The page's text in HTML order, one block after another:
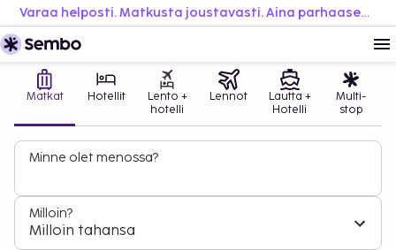
Varaa helposti. Matkusta joustavasti. Aina parhaaseen hintaan.
Matkat Hotellit
Lento +
hotelli
Lennot
Lautta +
Hotelli
Multi-
stop
Minne olet menossa?
Milloin?
Milloin tahansa